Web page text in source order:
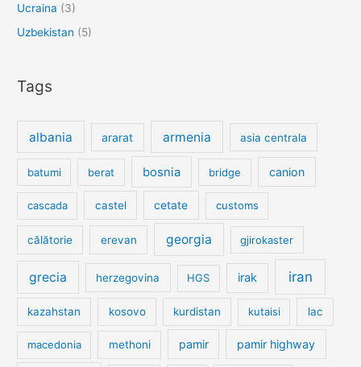
Ucraina (3)
Uzbekistan (5)
Tags
albania ararat armenia asia centrala
batumi berat bosnia bridge canion
cascada castel cetate customs
călătorie erevan georgia gjirokaster
grecia herzegovina HGS irak iran
kazahstan kosovo kurdistan kutaisi lac
macedonia methoni pamir pamir highway